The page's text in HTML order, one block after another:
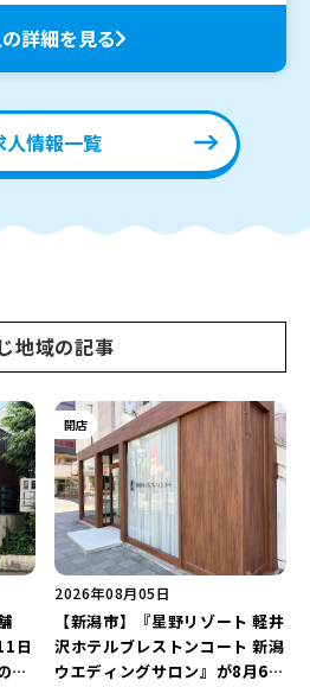
詳細を見る
人情報一覧
地域の記事
日
名
開店
2026年08月05日
【新潟市】『星野リゾート 軽井
沢ホテルブレストンコート 新潟
ウエディングサロン』が8月6日